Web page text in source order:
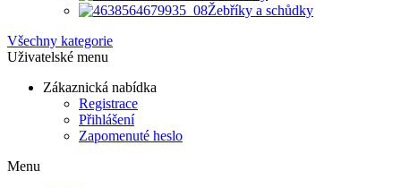
Žebříky a schůdky
Všechny kategorie
Uživatelské menu
Zákaznická nabídka
Registrace
Přihlášení
Zapomenuté heslo
Menu